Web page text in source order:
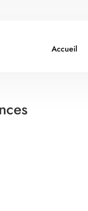
Accueil